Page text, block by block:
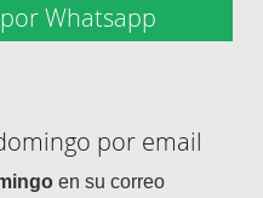
Whatsapp
por email
en su correo